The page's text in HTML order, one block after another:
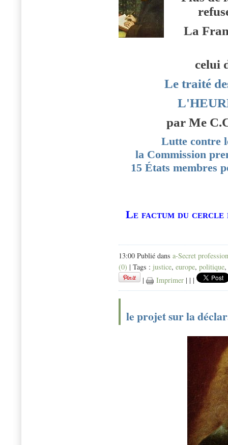
La
celui
Le traité
par Me
Lutte contre
la Commission
15 États membres
Le factum du cercle
13:00 Publié dans a-Secret
(0) | Tags : justice, europe, politique,
|
Imprimer | | |
le projet sur la